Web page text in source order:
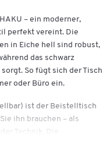
– ein moderner,
perfekt vereint. Die
in Eiche hell sind robust,
das schwarz
So fügt sich der Tisch
oder Büro ein.
ist der Beistelltisch
ihn brauchen – als
Technik. Die